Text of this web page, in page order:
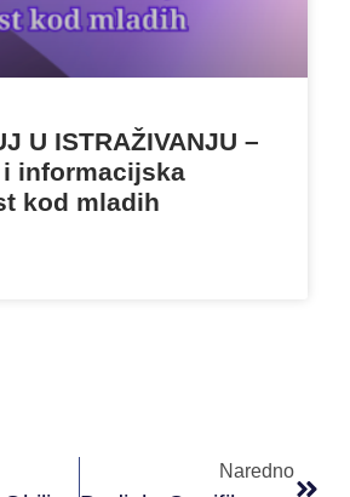
U ISTRAŽIVANJU –
informacijska
kod mladih
Naredno